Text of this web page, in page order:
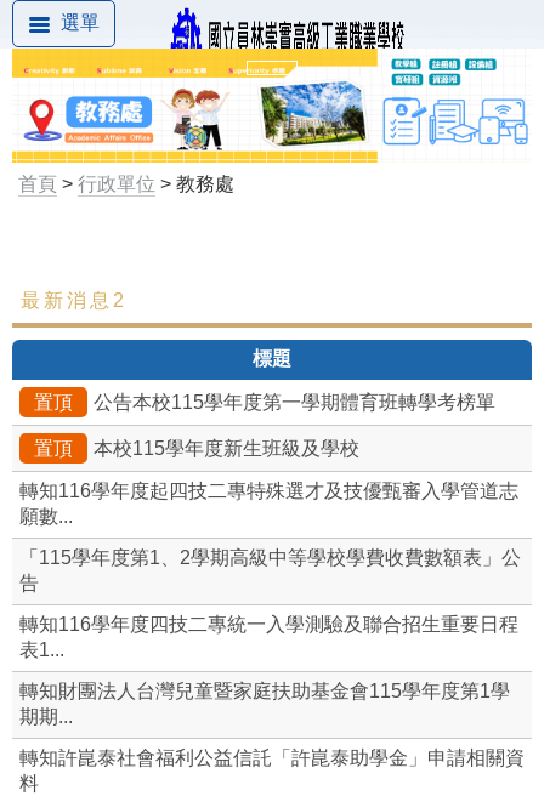
選單
首頁 > 行政單位 > 教務處
最新消息
處內組織架構
教學組
註冊組
資源班
課綱相關實施要點&學習歷程檔案
最新消息2
標題
置頂 公告本校115學年度第一學期體育班轉學考榜單
置頂 本校115學年度新生班級及學校
轉知116學年度起四技二專特殊選才及技優甄審入學管道志
願數...
「115學年度第1、2學期高級中等學校學費收費數額表」公
告
轉知116學年度四技二專統一入學測驗及聯合招生重要日程
表1...
轉知財團法人台灣兒童暨家庭扶助基金會115學年度第1學
期期...
轉知許崑泰社會福利公益信託「許崑泰助學金」申請相關資
料